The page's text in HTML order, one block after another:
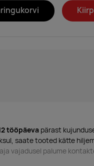
tööpäeva pärast
saate tooted kätte
vajadusel palume